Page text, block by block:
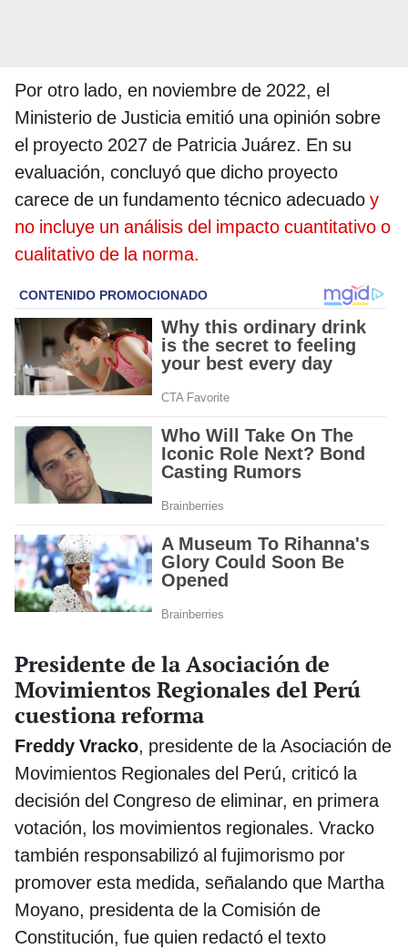
Por otro lado, en noviembre de 2022, el
Ministerio de Justicia emitió una opinión sobre
el proyecto 2027 de Patricia Juárez. En su
evaluación, concluyó que dicho proyecto
carece de un fundamento técnico adecuado y
no incluye un análisis del impacto cuantitativo o
cualitativo de la norma.
Presidente de la Asociación de
Movimientos Regionales del Perú
cuestiona reforma
Freddy Vracko, presidente de la Asociación de
Movimientos Regionales del Perú, criticó la
decisión del Congreso de eliminar, en primera
votación, los movimientos regionales. Vracko
también responsabilizó al fujimorismo por
promover esta medida, señalando que Martha
Moyano, presidenta de la Comisión de
Constitución, fue quien redactó el texto